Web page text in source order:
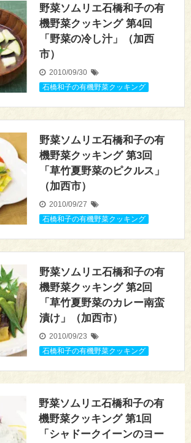
野菜ソムリエ石橋和子の有
機野菜クッキング 第4回
「野菜の冷し汁」（加西
市）
2010/09/30
石橋和子の有機野菜クッキング
野菜ソムリエ石橋和子の有
機野菜クッキング 第3回
「草竹夏野菜のピクルス」
（加西市）
2010/09/27
石橋和子の有機野菜クッキング
野菜ソムリエ石橋和子の有
機野菜クッキング 第2回
「草竹夏野菜のカレー南蛮
漬け」（加西市）
2010/09/23
石橋和子の有機野菜クッキング
野菜ソムリエ石橋和子の有
機野菜クッキング 第1回
「シャドークイーンのヨー